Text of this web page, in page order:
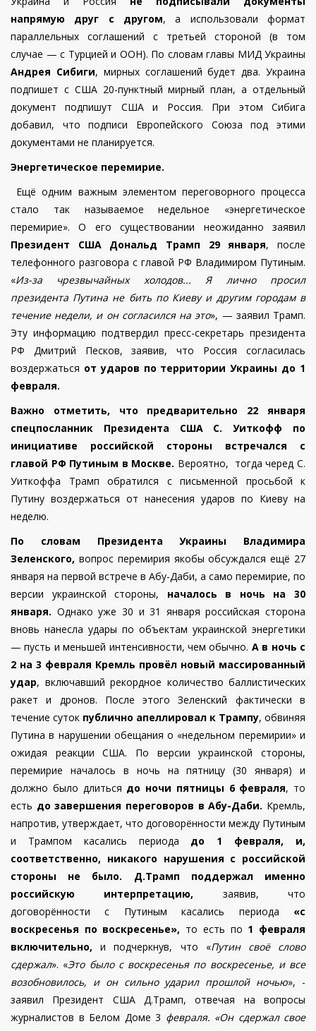
напрямую друг с другом, а использовали формат
параллельных соглашений с третьей стороной (в том
случае — с Турцией и ООН). По словам главы МИД Украины
Андрея Сибиги, мирных соглашений будет два. Украина
подпишет с США 20-пунктный мирный план, а отдельный
документ подпишут США и Россия. При этом Сибига
добавил, что подписи Европейского Союза под этими
документами не планируется.
Энергетическое перемирие.
Ещё одним важным элементом переговорного процесса
стало так называемое недельное «энергетическое
перемирие». О его существовании неожиданно заявил
Президент США Дональд Трамп 29 января, после
телефонного разговора с главой РФ Владимиром Путиным.
«Из-за чрезвычайных холодов... Я лично просил
президента Путина не бить по Киеву и другим городам в
течение недели, и он согласился на это», — заявил Трамп.
Эту информацию подтвердил пресс-секретарь президента
РФ Дмитрий Песков, заявив, что Россия согласилась
воздержаться от ударов по территории Украины до 1
февраля.
Важно отметить, что предварительно 22 января
спецпосланник Президента США С. Уиткофф по
инициативе российской стороны встречался с
главой РФ Путиным в Москве. Вероятно, тогда черед С.
Уиткоффа Трамп обратился с письменной просьбой к
Путину воздержаться от нанесения ударов по Киеву на
неделю.
По словам Президента Украины Владимира
Зеленского, вопрос перемирия якобы обсуждался ещё 27
января на первой встрече в Абу-Даби, а само перемирие, по
версии украинской стороны, началось в ночь на 30
января. Однако уже 30 и 31 января российская сторона
вновь нанесла удары по объектам украинской энергетики
— пусть и меньшей интенсивности, чем обычно. А в ночь с
2 на 3 февраля Кремль провёл новый массированный
удар, включавший рекордное количество баллистических
ракет и дронов.
После этого Зеленский фактически в
течение суток публично апеллировал к Трампу, обвиняя
Путина в нарушении обещания о «недельном перемирии» и
ожидая реакции США. По версии украинской стороны,
перемирие началось в ночь на пятницу (30 января) и
должно было длиться до ночи пятницы 6 февраля, то
есть до завершения переговоров в Абу-Даби. Кремль,
напротив, утверждает, что договорённости между Путиным
и Трампом касались периода до 1 февраля, и,
соответственно, никакого нарушения с российской
стороны не было.
Д.Трамп поддержал именно
российскую интерпретацию, заявив, что
договорённости с Путиным касались периода «с
воскресенья по воскресенье», то есть по 1 февраля
включительно,и подчеркнув, что «Путин своё слово
сдержал». «Это было с воскресенья по воскресенье, и все
возобновилось, и он сильно ударил прошлой ночью», -
заявил Президент США Д.Трамп, отвечая на вопросы
журналистов в Белом Доме 3 февраля. «Он сдержал свое